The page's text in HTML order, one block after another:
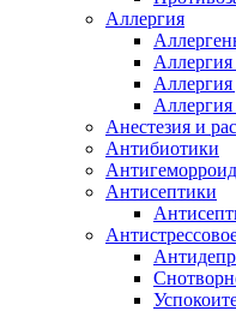
Аллергия
Аллергия
Анестезия и
Антибиотики
Антисептики